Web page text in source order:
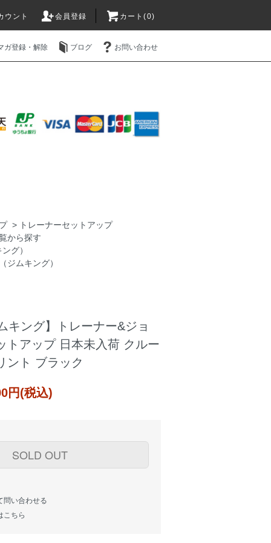
ウント 会員登録 カート(0)
ガ登録・解除 ブログ お問い合わせ
> トレーナーセットアップ
から探す
グ）
ジムキング）
キング】トレーナー&ジョ
トアップ 日本未入荷 クルー
ント ブラック
円(税込)
SOLD OUT
問い合わせる
こちら